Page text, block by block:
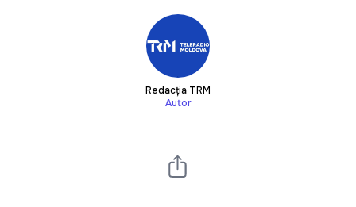
Redacția TRM
Autor